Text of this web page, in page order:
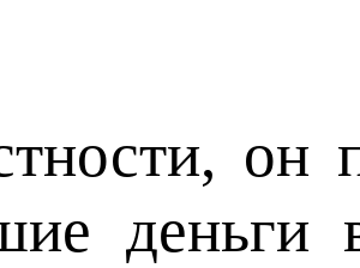
он
деньги